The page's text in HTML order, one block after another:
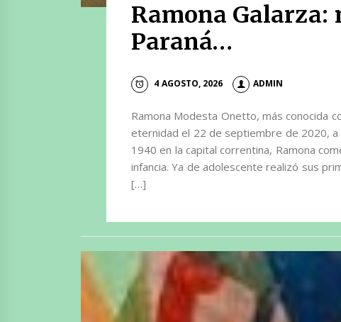
Ramona Galarza:
Paraná…
4 AGOSTO, 2026 ADMIN
Ramona Modesta Onetto, más conocida
eternidad el 22 de septiembre de 2020, a
1940 en la capital correntina, Ramona
infancia. Ya de adolescente realizó sus
[…]